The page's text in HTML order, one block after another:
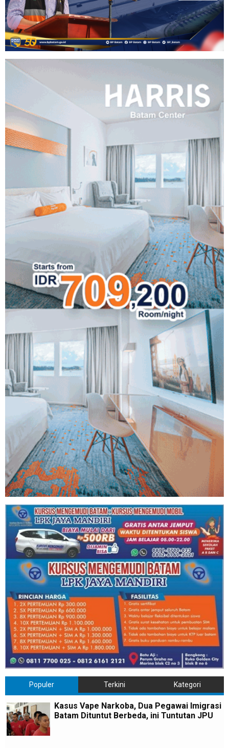
Populer Terkini Kategori
Kasus Vape Narkoba, Dua Pegawai Imigrasi
Batam Dituntut Berbeda, ini Tuntutan JPU